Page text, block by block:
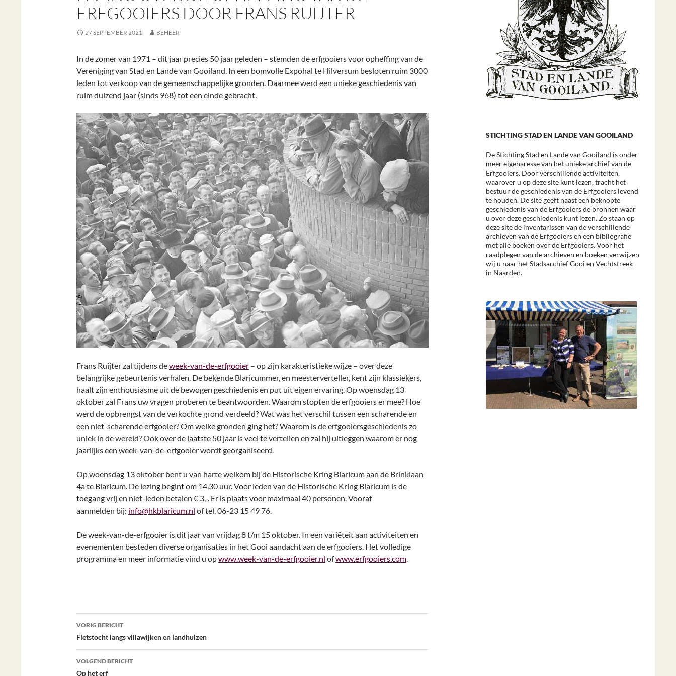
ERFGOOIERS DOOR FRANS RUIJTER
27 SEPTEMBER 2021 BEHEER
In de zomer van 1971 – dit jaar precies 50 jaar geleden – stemden de erfgooiers voor opheffing van de
Vereniging van Stad en Lande van Gooiland. In een bomvolle Expohal te Hilversum besloten ruim 3000
leden tot verkoop van de gemeenschappelijke gronden. Daarmee werd een unieke geschiedenis van
ruim duizend jaar (sinds 968) tot een einde gebracht.
Frans Ruijter zal tijdens deweek-van-de-erfgooier – op zijn karakteristieke wijze – over deze
belangrijke gebeurtenis verhalen. De bekende Blaricummer, en meesterverteller, kent zijn klassiekers,
haalt zijn enthousiasme uit de bewogen geschiedenis en put uit eigen ervaring. Op woensdag 13
oktober zal Frans uw vragen proberen te beantwoorden. Waarom stopten de erfgooiers er mee? Hoe
werd de opbrengst van de verkochte grond verdeeld? Wat was het verschil tussen een scharende en
een niet-scharende erfgooier? Om welke gronden ging het? Waarom is de erfgooiersgeschiedenis zo
uniek in de wereld? Ook over de laatste 50 jaar is veel te vertellen en zal hij uitleggen waarom er nog
jaarlijks een week-van-de-erfgooier wordt georganiseerd.
Op woensdag 13 oktober bent u van harte welkom bij de Historische Kring Blaricum aan de Brinklaan
4a te Blaricum. De lezing begint om 14.30 uur. Voor leden van de Historische Kring Blaricum is de
toegang vrij en niet-leden betalen € 3,-. Er is plaats voor maximaal 40 personen. Vooraf
aanmelden bij: info@hkblaricum.nl of tel. 06-23 15 49 76.
De week-van-de-erfgooier is dit jaar van vrijdag 8 t/m 15 oktober. In een variëteit aan activiteiten en
evenementen besteden diverse organisaties in het Gooi aandacht aan de erfgooiers. Het volledige
programma en meer informatie vind u opwww.week-van-de-erfgooier.nl ofwww.erfgooiers.com.
Bericht
navigatie
VORIG BERICHT
Fietstocht langs villawijken en landhuizen
VOLGEND BERICHT
Op het erf
STICHTING STAD EN LANDE VAN GOOILAND
De Stichting Stad en Lande van Gooiland is onder
meer eigenaresse van het unieke archief van de
Erfgooiers. Door verschillende activiteiten,
waarover u op deze site kunt lezen, tracht het
bestuur de geschiedenis van de Erfgooiers levend
te houden. De site geeft naast een beknopte
geschiedenis van de Erfgooiers de bronnen waar
u over deze geschiedenis kunt lezen. Zo staan op
deze site de inventarissen van de verschillende
archieven van de Erfgooiers en een bibliografie
met alle boeken over de Erfgooiers. Voor het
raadplegen van de archieven en boeken verwijzen
wij u naar het Stadsarchief Gooi en Vechtstreek
in Naarden.